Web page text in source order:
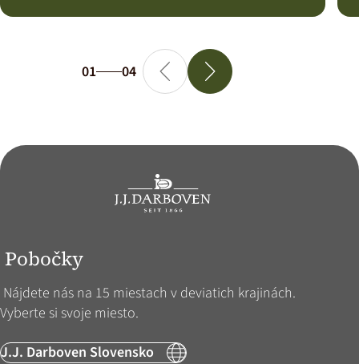
01 04
Pobočky
Nájdete nás na 15 miestach v deviatich krajinách.
Vyberte si svoje miesto.
J.J. Darboven Slovensko